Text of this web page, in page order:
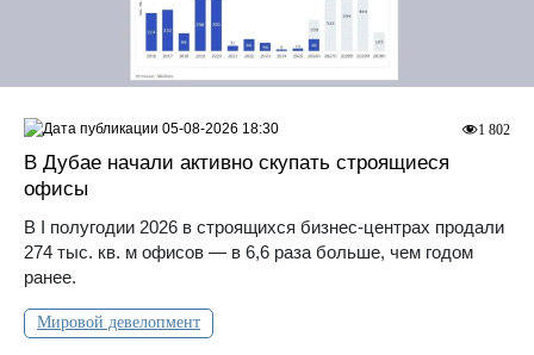
В Дубае начали активно скупать строящиеся
офисы
В I полугодии 2026 в строящихся бизнес-центрах продали
274 тыс. кв. м офисов — в 6,6 раза больше, чем годом
ранее.
Мировой девелопмент
1 802
05-08-2026 18:30